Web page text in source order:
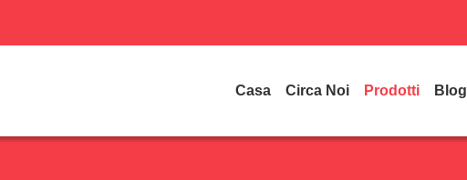
Casa Circa Noi Prodotti Blog